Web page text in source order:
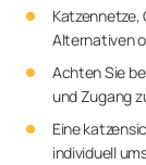
Alternativen
Achten Sie
und Zugang
Eine
individuell